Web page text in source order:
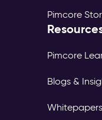
Pimcore
Pimcore
Blogs &
Whitepapers